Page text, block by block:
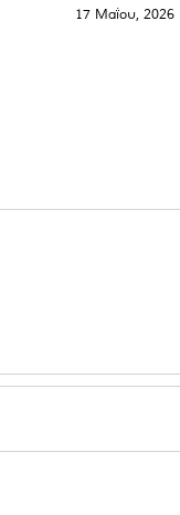
17 Μαΐου, 2026